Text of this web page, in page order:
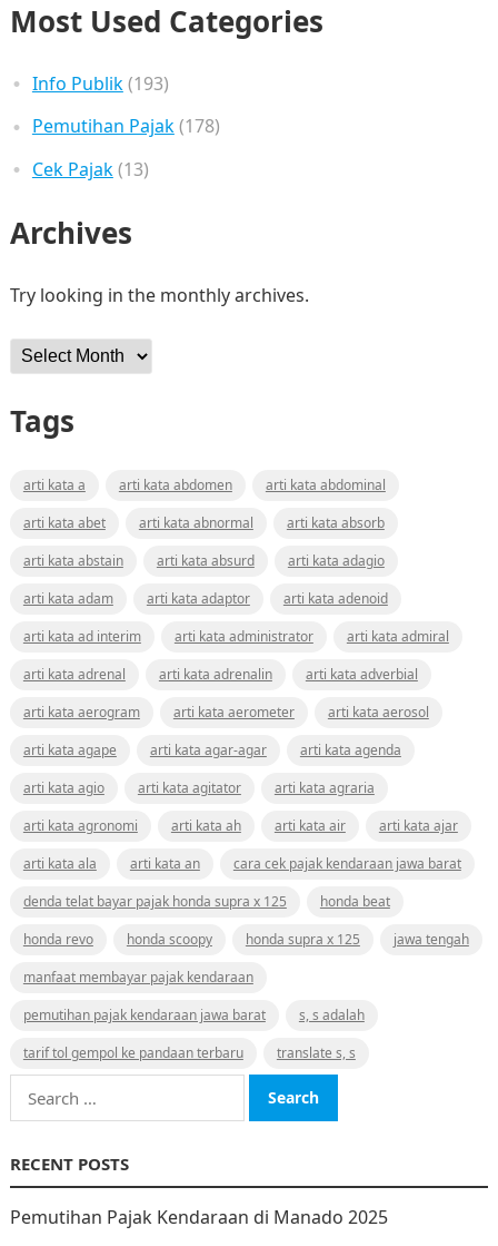
Most Used Categories
Info Publik(193)
Pemutihan Pajak(178)
Cek Pajak(13)
Archives
Try looking in the monthly archives.
Archives
Tags
arti kata a arti kata abdomen
arti kata abdominal
arti kata abet
arti kata abnormal
arti kata absorb
arti kata abstain
arti kata absurd
arti kata adagio
arti kata adam
arti kata adaptor
arti kata adenoid
arti kata ad interim
arti kata administrator
arti kata admiral
arti kata adrenal
arti kata adrenalin
arti kata adverbial
arti kata aerogram
arti kata aerometer
arti kata aerosol
arti kata agape
arti kata agar-agar
arti kata agenda
arti kata agio
arti kata agitator
arti kata agraria
arti kata agronomi
arti kata ah arti kata air
arti kata ajar
arti kata ala
arti kata an
cara cek pajak kendaraan jawa barat
denda telat bayar pajak honda supra x 125
honda beat
honda revo
honda scoopy honda supra x 125
jawa tengah
manfaat membayar pajak kendaraan
pemutihan pajak kendaraan jawa barat
s, s adalah
tarif tol gempol ke pandaan terbaru
translate s, s
Search
for:
RECENT POSTS
Pemutihan Pajak Kendaraan di Manado 2025